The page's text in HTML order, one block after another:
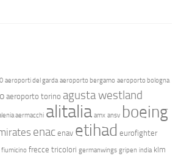
aeroporti del garda aeroporto bergamo aeroporto bologna
aeroporto torino agusta westland
aermacchi alitalia amx ansv boeing
enac enav etihad eurofighter
fiumicino frecce tricolori germanwings gripen india klm